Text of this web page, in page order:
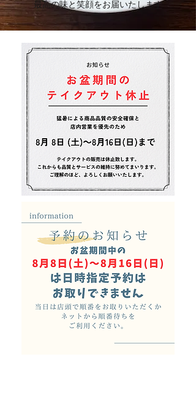
最高の味と笑顔をお届いたします